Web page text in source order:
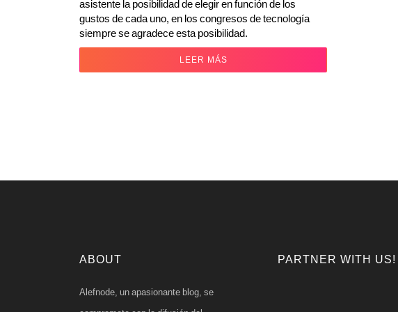
asistente la posibilidad de elegir en función de los
gustos de cada uno, en los congresos de tecnología
siempre se agradece esta posibilidad.
LEER MÁS
ABOUT
Alefnode, un apasionante blog, se
PARTNER WITH US!